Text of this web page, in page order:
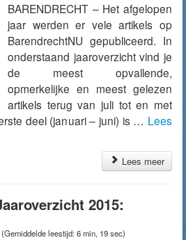
BARENDRECHT – Het afgelopen
jaar werden er vele artikels op
BarendrechtNU gepubliceerd. In
onderstaand jaaroverzicht vind je
de meest opvallende,
opmerkelijke en meest gelezen
artikels terug van juli tot en met
deel (januari – juni) is … Lees
Lees meer
2015:
(Gemiddelde leestijd: 6 min, 19 sec)